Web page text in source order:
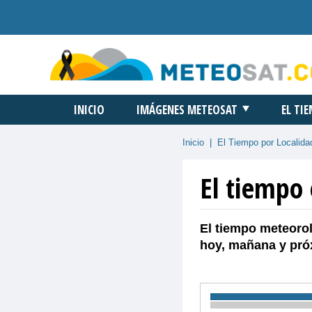
INICIO IMÁGENES METEOSAT EL
Inicio El Tiempo por
El tiempo
El tiempo
hoy, mañana y